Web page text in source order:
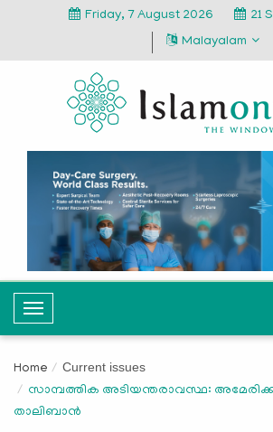
Friday, 7 August 2026
21
Malayalam
T
o
g
l
e
Home Current issues
സാമ്പത്തിക അടിയന്തരാവസ്ഥ:
താലിബാന്‍